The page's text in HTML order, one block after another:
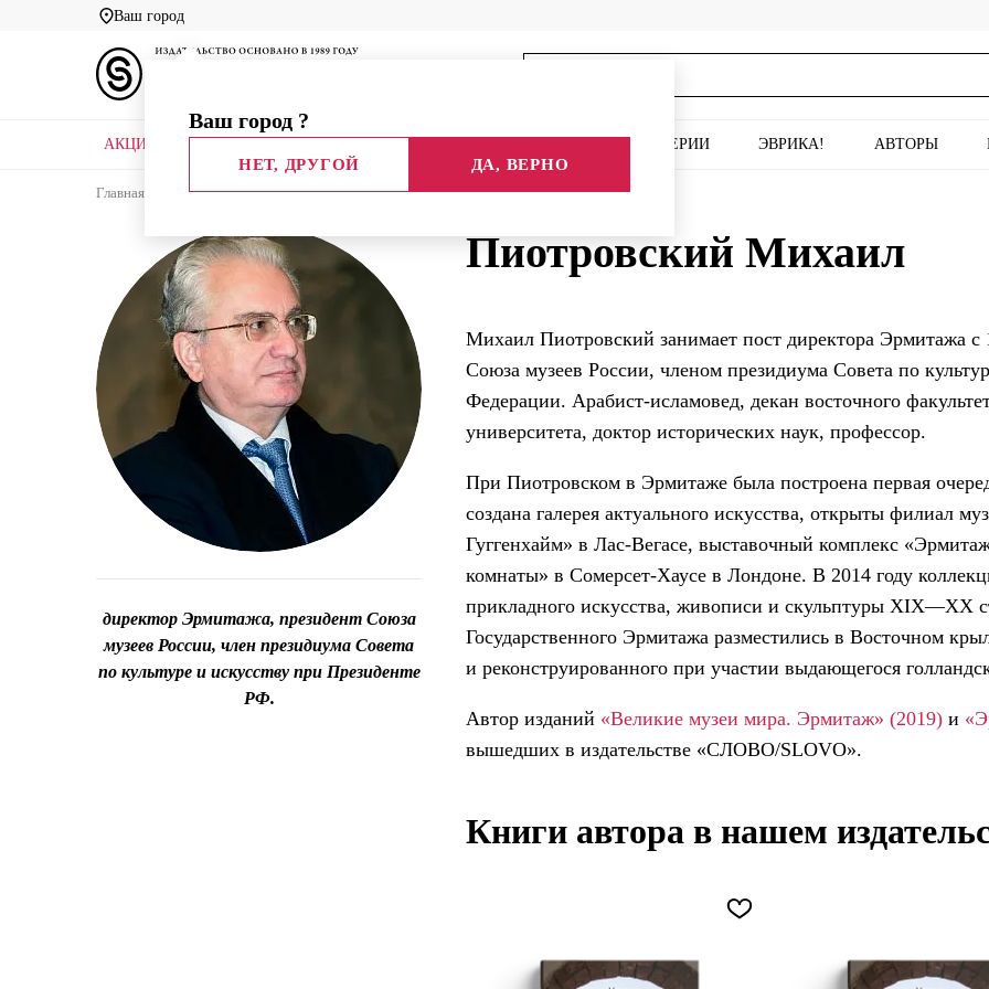
Ваш город
Ваш город ?
НЕТ, ДРУГОЙ ДА, ВЕРНО
АКЦИИ СЕРИИ ЭВРИКА! АВТОРЫ
Главная Каталог Авторы Пиотровский Михаил
директор Эрмитажа, президент Союза
музеев России, член президиума Совета
по культуре и искусству при Президенте
РФ.
Пиотровский Михаил
Михаил Пиотровский занимает пост директора Эрмитажа с
Союза музеев России, членом президиума Совета по
Федерации. Арабист-исламовед, декан восточного
университета, доктор исторических наук, профессор.
При Пиотровском в Эрмитаже была построена первая
создана галерея актуального искусства, открыты филиал
Гуггенхайм» в Лас-Вегасе, выставочный комплекс
комнаты» в Сомерсет-Хаусе в Лондоне. В 2014 году
прикладного искусства, живописи и скульптуры XIX—XX
Государственного Эрмитажа разместились в Восточном
и реконструированного при участии выдающегося
Автор изданий «Великие музеи мира. Эрмитаж» (2019) и
вышедших в издательстве «СЛОВО/SLOVO».
Книги автора в нашем